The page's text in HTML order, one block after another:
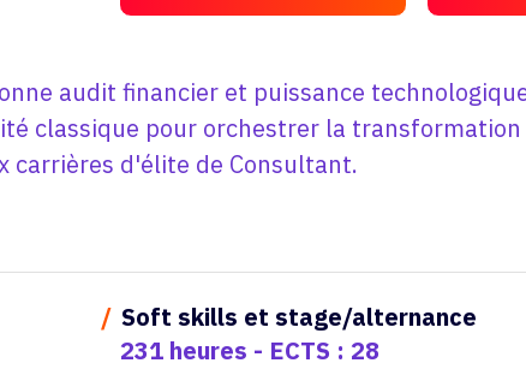
audit financier et puissance
classique pour orchestrer la
carrières d'élite de Consultant.
/ Soft skills et stage/alternance
231 heures - ECTS : 28